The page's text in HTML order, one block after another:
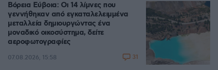
Βόρεια Εύβοια: Οι 14 λίμνες που
γεννήθηκαν από εγκαταλελειμμένα
μεταλλεία δημιουργώντας ένα
μοναδικό οικοσύστημα, δείτε
αεροφωτογραφίες
07.08.2026, 15:58 31